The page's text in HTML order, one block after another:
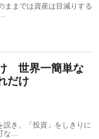
ままでは資産は目減りする
世界一簡単な
だけ
説き、「投資」をしきりに
な…